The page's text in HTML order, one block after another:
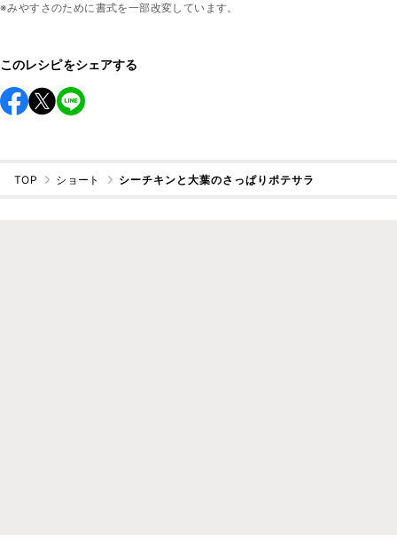
※みやすさのために書式を一部改変しています。
このレシピをシェアする
TOP ショート シーチキンと大葉のさっぱりポテサラ